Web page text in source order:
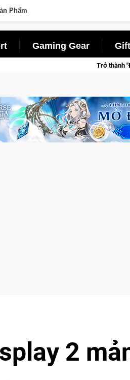
Phẩm
Gaming Gear
"Đại ca Mèo" khuấy đảo thế giới ngầm
2